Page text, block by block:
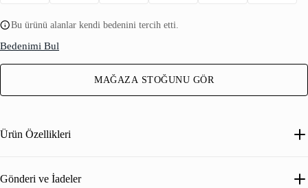
Bu ürünü alanlar kendi bedenini tercih etti.
Bedenimi Bul
MAĞAZA STOĞUNU GÖR
Ürün Özellikleri
Gönderi ve İadeler